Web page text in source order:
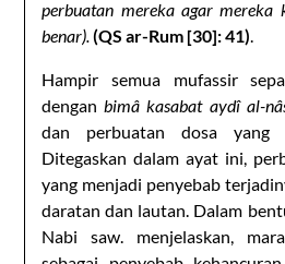
perbuatan mereka agar mereka
benar).(QS ar-Rum [30]: 41).
Hampir semua mufassir
denganbimâ kasabat aydî al-
dan perbuatan dosa yang
Ditegaskan dalam ayat ini,
yang menjadi penyebab
daratan dan lautan. Dalam
Nabi saw. menjelaskan,